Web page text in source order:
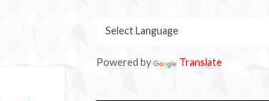
Powered by Translate